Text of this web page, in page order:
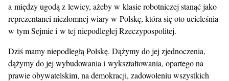
a między ugodą z lewicy, ażeby w klasie robotniczej stanąć jako
reprezentanci niezłomnej wiary w Polskę, która się oto ucieleśnia
w tym Sejmie i w tej niepodległej Rzeczypospolitej.
Dziś mamy niepodległą Polskę. Dążymy do jej zjednoczenia,
dążymy do jej wybudowania i wykształtowania, opartego na
prawie obywatelskim, na demokracji, zadowoleniu wszystkich